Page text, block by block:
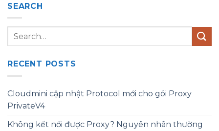
SEARCH
RECENT POSTS
Cloudmini cập nhật Protocol mới cho gói Proxy
PrivateV4
Không kết nối được Proxy? Nguyên nhân thường